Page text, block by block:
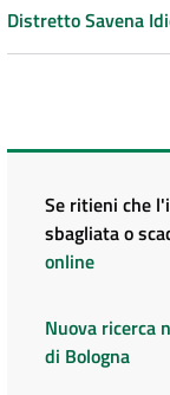
Distretto Savena
Se ritieni che
sbagliata o
online
Nuova ricerca
di Bologna